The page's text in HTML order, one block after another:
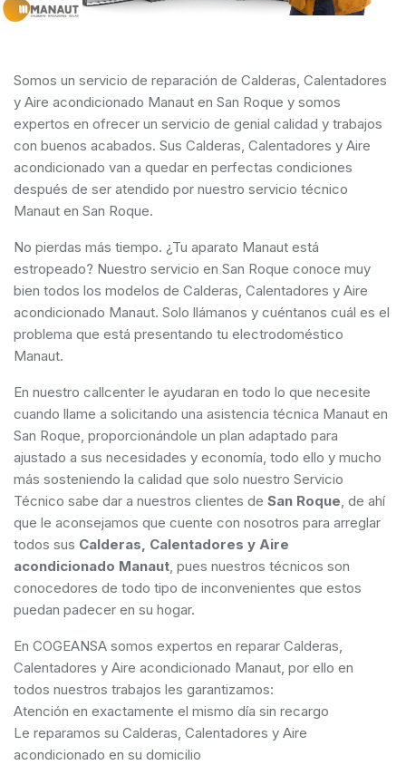
Somos un servicio de reparación de Calderas, Calentadores
y Aire acondicionado Manaut en San Roque y somos
expertos en ofrecer un servicio de genial calidad y trabajos
con buenos acabados. Sus Calderas, Calentadores y Aire
acondicionado van a quedar en perfectas condiciones
después de ser atendido por nuestro servicio técnico
Manaut en San Roque.
No pierdas más tiempo. ¿Tu aparato Manaut está
estropeado? Nuestro servicio en San Roque conoce muy
bien todos los modelos de Calderas, Calentadores y Aire
acondicionado Manaut. Solo llámanos y cuéntanos cuál es el
problema que está presentando tu electrodoméstico
Manaut.
En nuestro callcenter le ayudaran en todo lo que necesite
cuando llame a solicitando una asistencia técnica Manaut en
San Roque, proporcionándole un plan adaptado para
ajustado a sus necesidades y economía, todo ello y mucho
más sosteniendo la calidad que solo nuestro Servicio
Técnico sabe dar a nuestros clientes de San Roque, de ahí
que le aconsejamos que cuente con nosotros para arreglar
todos sus Calderas, Calentadores y Aire
acondicionado Manaut, pues nuestros técnicos son
conocedores de todo tipo de inconvenientes que estos
puedan padecer en su hogar.
En COGEANSA somos expertos en reparar Calderas,
Calentadores y Aire acondicionado Manaut, por ello en
todos nuestros trabajos les garantizamos:
Atención en exactamente el mismo día sin recargo
Le reparamos su Calderas, Calentadores y Aire
acondicionado en su domicilio